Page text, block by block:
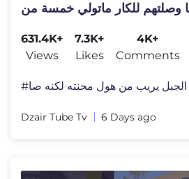
وصلتهم للكار ماتولي خمسة من
631.4K+
Views
7.3K+
Likes
4K+
Comments
Dzair Tube Tv 6 Days ago